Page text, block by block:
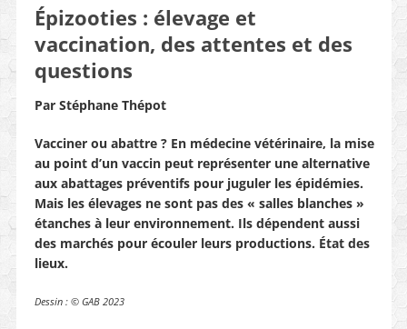
Épizooties : élevage et
vaccination, des attentes et des
questions
Par Stéphane Thépot
Vacciner ou abattre ? En médecine vétérinaire, la mise
au point d’un vaccin peut représenter une alternative
aux abattages préventifs pour juguler les épidémies.
Mais les élevages ne sont pas des « salles blanches »
étanches à leur environnement. Ils dépendent aussi
des marchés pour écouler leurs productions. État des
lieux.
Dessin : © GAB 2023